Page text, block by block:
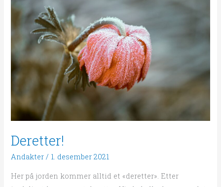
Deretter!
Andakter / 1. desember 2021
Her på jorden kommer alltid et «deretter». Etter